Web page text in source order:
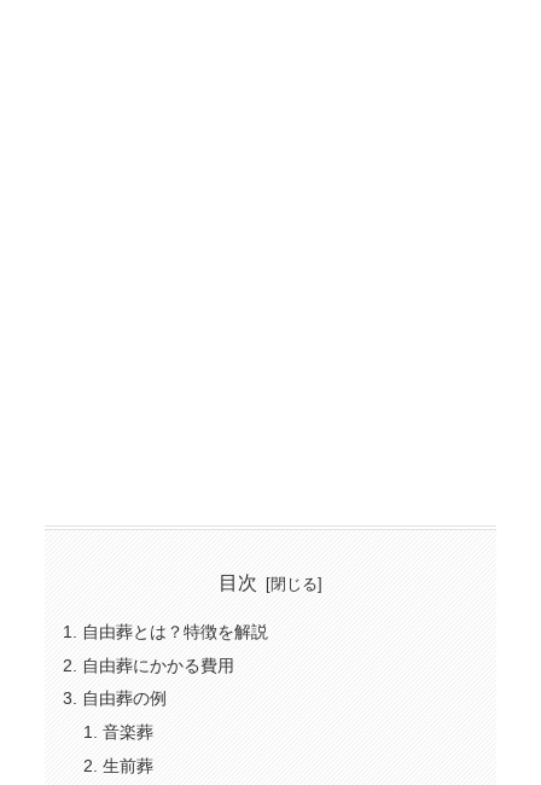
目次
自由葬とは？特徴を解説
自由葬にかかる費用
自由葬の例
音楽葬
生前葬